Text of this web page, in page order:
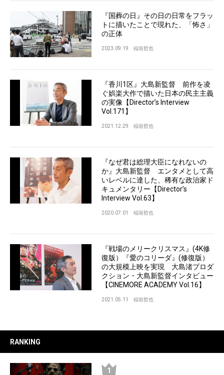
『国葬の日』その日の日常をフラッ
トに描いたことで現れた、「怖さ」
の正体
2023.09.19 稲垣哲也
『香川1区』大島新監督 前作を凌
ぐ娯楽大作で描いた日本の民主主義
の実像【Director’s Interview
Vol.171】
2021.12.29 稲垣哲也
『なぜ君は総理大臣になれないの
か』大島新監督 エンタメとして高
いレベルに達した、稀有な政治家ド
キュメンタリー【Director’s
Interview Vol.63】
2020.07.01 稲垣哲也
『戦場のメリークリスマス』(4K修
復版）『愛のコリーダ』(修復版）
の大規模上映を実現 大島渚プロダ
クション・大島新監督インタビュー
【CINEMORE ACADEMY Vol.16】
2021.05.11 稲垣哲也
RANKING